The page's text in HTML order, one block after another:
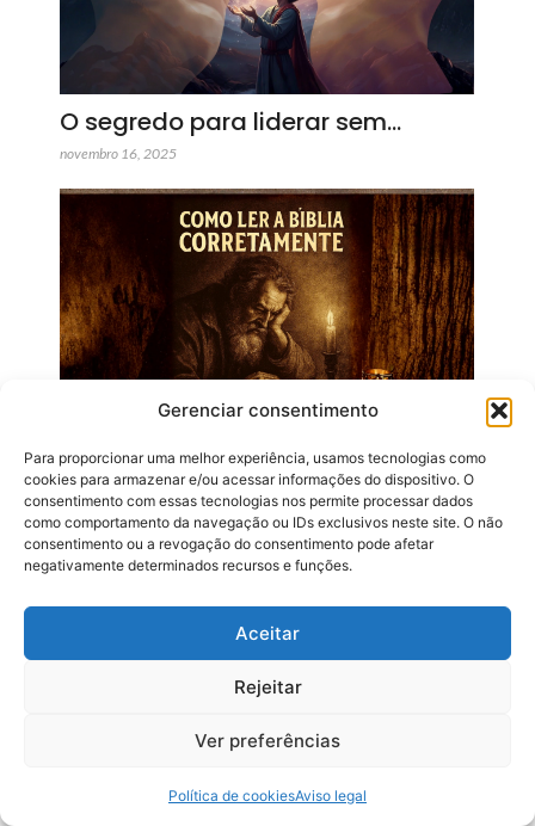
Gerenciar consentimento
Para proporcionar uma melhor experiência, usamos tecnologias como
cookies para armazenar e/ou acessar informações do dispositivo. O
consentimento com essas tecnologias nos permite processar dados
como comportamento da navegação ou IDs exclusivos neste site. O não
consentimento ou a revogação do consentimento pode afetar
negativamente determinados recursos e funções.
Aceitar
Rejeitar
Ver preferências
Política de cookiesAviso legal
O segredo para liderar sem…
novembro 16, 2025
Novo Pregador – Como…
novembro 15, 2025
Receba nossas Novidades
Somos uma família.
Faça parte da maior familia de pregadores do Reino de
atualizações.